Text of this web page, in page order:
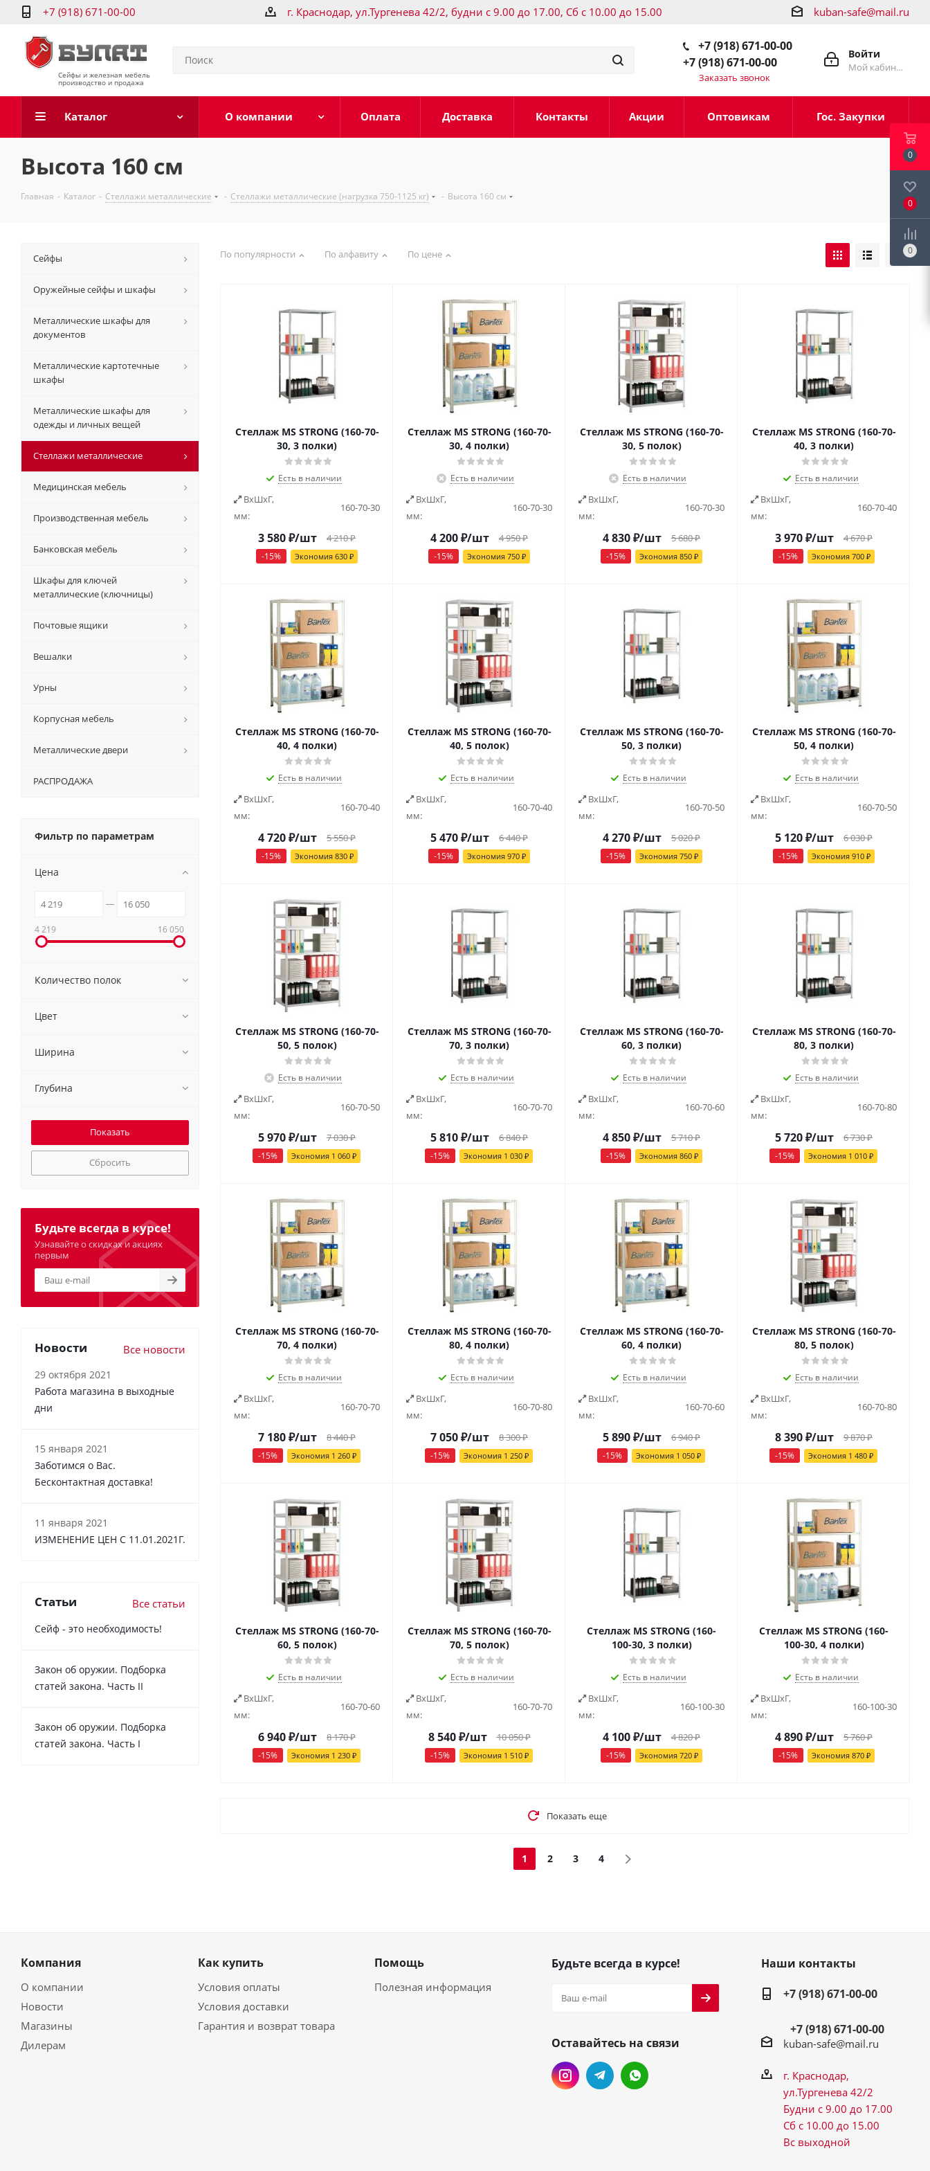
+7 (918) 671-00-00 г. Краснодар, ул.Тургенева 42/2, будни с 9.00 до 17.00, Сб с 10.00 до 15.00 kuban-safe@mail.ru
Сейфы и железная мебель
производство и продажа
Войти
Мой кабинет
+7 (918) 671-00-00
+7 (918) 671-00-00
Заказать звонок
Каталог О компании Оплата Доставка Контакты Акции Оптовикам Гос. Закупки
Высота 160 см
Главная - Каталог - Стеллажи металлические - Стеллажи металлические (нагрузка 750-1125 кг) - Высота 160 см
По популярности По алфавиту По цене
Стеллаж MS STRONG (160-70-
30, 3 полки)
Есть в наличии
ВxШxГ,
мм:
160-70-30
3 580₽/шт 4 210₽
-15% Экономия 630₽
Стеллаж MS STRONG (160-70-
30, 4 полки)
Есть в наличии
ВxШxГ,
мм:
160-70-30
4 200₽/шт 4 950₽
-15% Экономия 750₽
Стеллаж MS STRONG (160-70-
30, 5 полок)
Есть в наличии
ВxШxГ,
мм:
160-70-30
4 830₽/шт 5 680₽
-15% Экономия 850₽
Стеллаж MS STRONG (160-70-
40, 3 полки)
Есть в наличии
ВxШxГ,
мм:
160-70-40
3 970₽/шт 4 670₽
-15% Экономия 700₽
Стеллаж MS STRONG (160-70-
40, 4 полки)
Есть в наличии
ВxШxГ,
мм:
160-70-40
4 720₽/шт 5 550₽
-15% Экономия 830₽
Стеллаж MS STRONG (160-70-
40, 5 полок)
Есть в наличии
ВxШxГ,
мм:
160-70-40
5 470₽/шт 6 440₽
-15% Экономия 970₽
Стеллаж MS STRONG (160-70-
50, 3 полки)
Есть в наличии
ВxШxГ,
мм:
160-70-50
4 270₽/шт 5 020₽
-15% Экономия 750₽
Стеллаж MS STRONG (160-70-
50, 4 полки)
Есть в наличии
ВxШxГ,
мм:
160-70-50
5 120₽/шт 6 030₽
-15% Экономия 910₽
Стеллаж MS STRONG (160-70-
50, 5 полок)
Есть в наличии
ВxШxГ,
мм:
160-70-50
5 970₽/шт 7 030₽
-15% Экономия 1 060 ₽
Стеллаж MS STRONG (160-70-
70, 3 полки)
Есть в наличии
ВxШxГ,
мм:
160-70-70
5 810₽/шт 6 840₽
-15% Экономия 1 030 ₽
Стеллаж MS STRONG (160-70-
60, 3 полки)
Есть в наличии
ВxШxГ,
мм:
160-70-60
4 850₽/шт 5 710₽
-15% Экономия 860₽
Стеллаж MS STRONG (160-70-
80, 3 полки)
Есть в наличии
ВxШxГ,
мм:
160-70-80
5 720₽/шт 6 730₽
-15% Экономия 1 010 ₽
Стеллаж MS STRONG (160-70-
70, 4 полки)
Есть в наличии
ВxШxГ,
мм:
160-70-70
7 180₽/шт 8 440₽
-15% Экономия 1 260 ₽
Стеллаж MS STRONG (160-70-
80, 4 полки)
Есть в наличии
ВxШxГ,
мм:
160-70-80
7 050₽/шт 8 300₽
-15% Экономия 1 250 ₽
Стеллаж MS STRONG (160-70-
60, 4 полки)
Есть в наличии
ВxШxГ,
мм:
160-70-60
5 890₽/шт 6 940₽
-15% Экономия 1 050 ₽
Стеллаж MS STRONG (160-70-
80, 5 полок)
Есть в наличии
ВxШxГ,
мм:
160-70-80
8 390₽/шт 9 870₽
-15% Экономия 1 480 ₽
Стеллаж MS STRONG (160-70-
60, 5 полок)
Есть в наличии
ВxШxГ,
мм:
160-70-60
6 940₽/шт 8 170₽
-15% Экономия 1 230 ₽
Стеллаж MS STRONG (160-70-
70, 5 полок)
Есть в наличии
ВxШxГ,
мм:
160-70-70
8 540₽/шт 10 050₽
-15% Экономия 1 510 ₽
Стеллаж MS STRONG (160-
100-30, 3 полки)
Есть в наличии
ВxШxГ,
мм:
160-100-30
4 100₽/шт 4 820₽
-15% Экономия 720₽
Стеллаж MS STRONG (160-
100-30, 4 полки)
Есть в наличии
ВxШxГ,
мм:
160-100-30
4 890₽/шт 5 760₽
-15% Экономия 870₽
Показать еще
1 2 3 4
Сейфы
Оружейные сейфы и шкафы
Металлические шкафы для
документов
Металлические картотечные
шкафы
Металлические шкафы для
одежды и личных вещей
Стеллажи металлические
Медицинская мебель
Производственная мебель
Банковская мебель
Шкафы для ключей
металлические (ключницы)
Почтовые ящики
Вешалки
Урны
Корпусная мебель
Металлические двери
РАСПРОДАЖА
Фильтр по параметрам
Цена
4 219 16 050
Количество полок
Цвет
Ширина
Глубина
Сбросить
Будьте всегда в курсе!
Узнавайте о скидках и акциях
первым
Новости Все новости
29 октября 2021
Работа магазина в выходные
дни
15 января 2021
Заботимся о Вас.
Бесконтактная доставка!
11 января 2021
ИЗМЕНЕНИЕ ЦЕН С 11.01.2021Г.
Статьи Все статьи
Сейф - это необходимость!
Закон об оружии. Подборка
статей закона. Часть II
Закон об оружии. Подборка
статей закона. Часть I
Компания
О компании
Новости
Магазины
Дилерам
Как купить
Условия оплаты
Условия доставки
Гарантия и возврат товара
Помощь
Полезная информация
Будьте всегда в курсе!
Оставайтесь на связи
Наши контакты
+7 (918) 671-00-00
+7 (918) 671-00-00
kuban-safe@mail.ru
г. Краснодар,
ул.Тургенева 42/2
Будни с 9.00 до 17.00
Сб с 10.00 до 15.00
Вс выходной
0
0
0